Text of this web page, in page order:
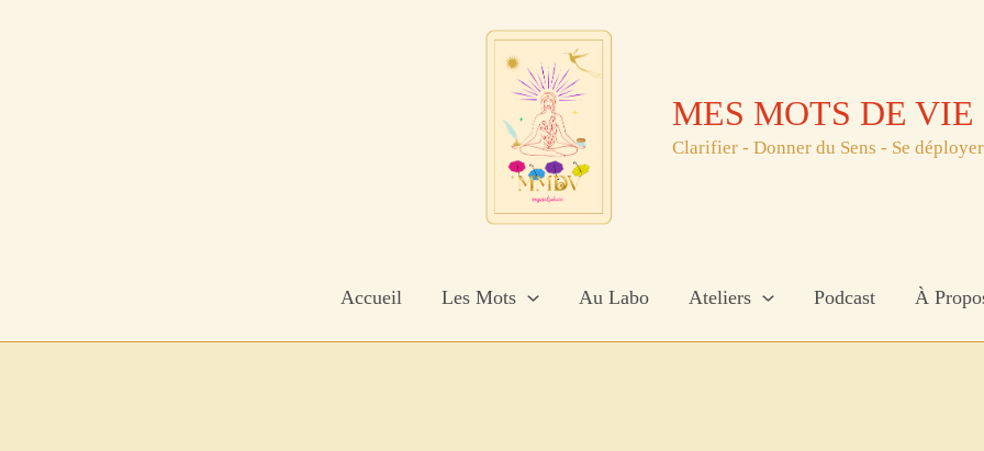
MES MOTS DE VIE
Clarifier - Donner du Sens - Se
Accueil Les Mots Au Labo Ateliers Podcast À